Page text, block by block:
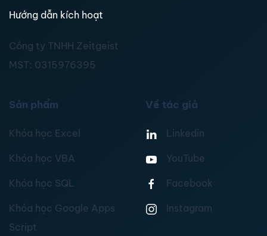
Hướng dẫn kích hoạt
Công ty TNHH Zeitgeist
MST: 0315976395
Sản phẩm
Khóa học Excel
Khóa học VBA
Khóa học SQL
Khóa học Google Apps
Script
Về tác giả
Linkedin
YouTube
Facebook
Instagram